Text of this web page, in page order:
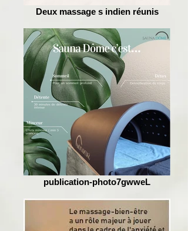
Deux massage s indien réunis
publication-photo7gwweL